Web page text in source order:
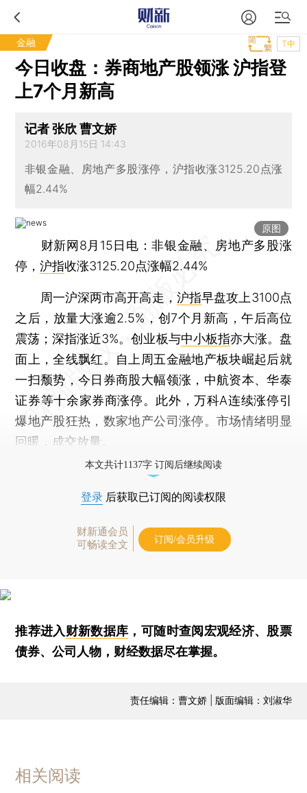
金融 T中
今日收盘：券商地产股领涨 沪指登
上7个月新高
记者 张欣 曹文娇
2016年08月15日 14:43
非银金融、房地产多股涨停，沪指收涨3125.20点涨
幅2.44%
原图
财新网8月15日电：非银金融、房地产多股涨
停，沪指收涨3125.20点涨幅2.44%
周一沪深两市高开高走， 沪指早盘攻上3100点
之后，放量大涨逾2.5%，创7个月新高，午后高位
震荡；深指涨近3%。创业板与中小板指亦大涨。盘
面上，全线飘红。自上周五金融地产板块崛起后就
一扫颓势，今日券商股大幅领涨，中航资本、华泰
证券等十余家券商涨停。此外，万科A连续涨停引
爆地产股狂热，数家地产公司涨停。市场情绪明显
回暖，成交放量。
本文共计1137字 订阅后继续阅读
登录 后获取已订阅的阅读权限
财新通会员
可畅读全文
订阅/会员升级
推荐进入财新数据库 ，可随时查阅宏观经济、股票
债券、公司人物，财经数据尽在掌握。
责任编辑：曹文娇 | 版面编辑：刘淑华
相关阅读